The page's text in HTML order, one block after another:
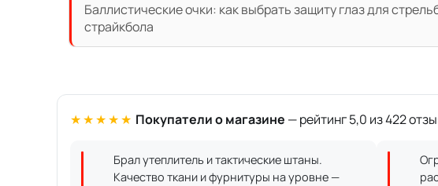
Баллистические очки: как выбрать защиту глаз для
страйкбола
★★★★★ Покупатели о магазине — рейтинг 5,0 из 422
Брал утеплитель и тактические штаны.
Качество ткани и фурнитуры на уровне —